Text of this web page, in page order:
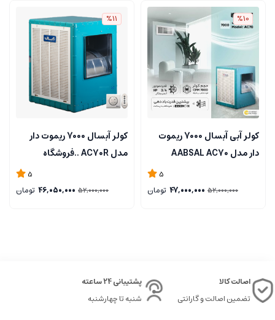
%10
کولر آبی آبسال 7000 ریموت
دار مدل AABSAL AC70
5
52,000,000
47,000,000 تومان
%11
کولر آبسال 7000 ریموت دار
مدل AC70R ..فروشگاه
5
52,000,000
46,050,000 تومان
اصالت کالا
تضمین اصالت و گارانتی
پشتیبانی 24 ساعته
شنبه تا چهارشنبه